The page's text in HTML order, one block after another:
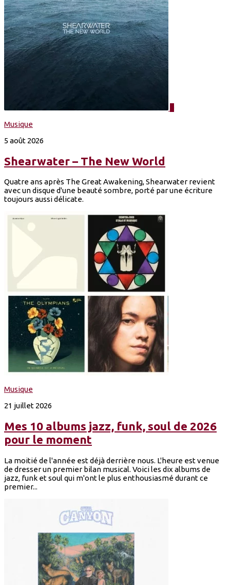
Musique
5 août 2026
Shearwater – The New World
Quatre ans après The Great Awakening, Shearwater revient
avec un disque d'une beauté sombre, porté par une écriture
toujours aussi délicate.
Musique
21 juillet 2026
Mes 10 albums jazz, funk, soul de 2026
pour le moment
La moitié de l'année est déjà derrière nous. L'heure est venue
de dresser un premier bilan musical. Voici les dix albums de
jazz, funk et soul qui m'ont le plus enthousiasmé durant ce
premier...